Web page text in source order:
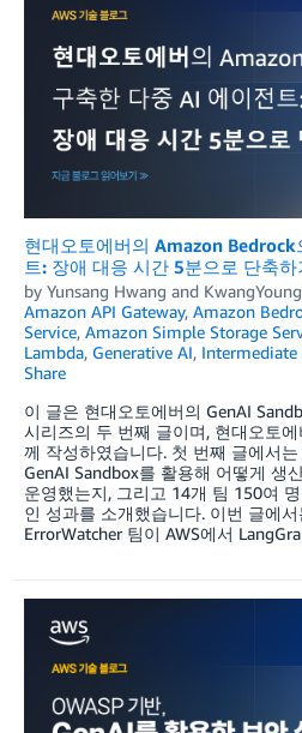
현대오토에버의 Amazon Bedrock
트: 장애 대응 시간 5분으로 단축하
by Yunsang Hwang and
Amazon API Gateway, Amazon
Service, Amazon Simple Storage
Lambda, Generative AI, Intermediate
Share
이 글은 현대오토에버의 GenAI
시리즈의 두 번째 글이며, 현대오토
께 작성하였습니다. 첫 번째 글에서
GenAI Sandbox를 활용해 어떻게 생
운영했는지, 그리고 14개 팀 150여
인 성과를 소개했습니다. 이번 글에
ErrorWatcher 팀이 AWS에서